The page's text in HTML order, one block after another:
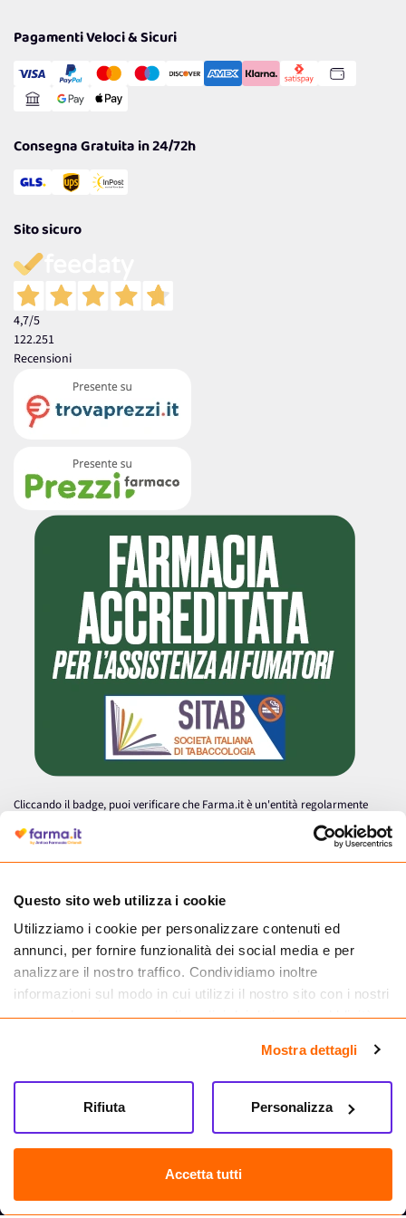
Questo sito web utilizza i cookie
Utilizziamo i cookie per personalizzare contenuti ed
annunci, per fornire funzionalità dei social media e per
analizzare il nostro traffico. Condividiamo inoltre
informazioni sul modo in cui utilizzi il nostro sito con i nostri
partner che si occupano di analisi dei dati web, pubblicità e
informazioni che hai fornito loro o che hanno raccolto dal
tuo utilizzo dei loro servizi.
Mostra dettagli
Accetta tutti
Personalizza
Rifiuta
Cookie Policy
Gestisci Cookie
Reso Facile e Veloce
Pagamenti Veloci & Sicuri
Consegna Gratuita in 24/72h
Sito sicuro
4,7/5
122.251
Recensioni
Cliccando il badge, puoi verificare che Farma.it è un'entità regolarmente
autorizzata dal Ministero della Salute a effettuare la vendita online di
medicinali.
Farma.it S.a.s. P. IVA 07417261216 REA: NA-884088
CREDITS
Sede legale Via delle Repubbliche Marinare 128, 80147 Napoli